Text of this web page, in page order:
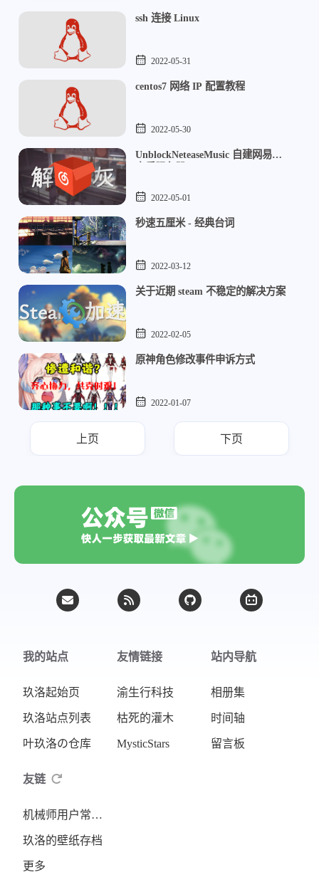
ssh 连接 Linux
2022-05-31
centos7 网络 IP 配置教程
2022-05-30
UnblockNeteaseMusic 自建网易云
2022-05-01
秒速五厘米 - 经典台词
2022-03-12
关于近期 steam 不稳定的解决方案
2022-02-05
原神角色修改事件申诉方式
2022-01-07
上页 下页
我的站点
玖洛起始页
玖洛站点列表
叶玖洛の仓库
友情链接
渝生行科技
枯死的灌木
MysticStars
站内导航
相册集
时间轴
留言板
友链
机械师用户常见问题知识库
玖洛的壁纸存档
更多